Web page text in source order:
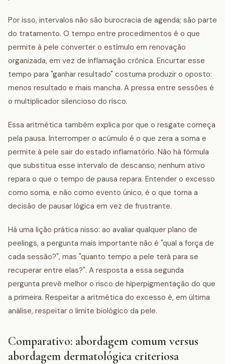
Por isso, intervalos não são burocracia de agenda; são parte
do tratamento. O tempo entre procedimentos é o que
permite à pele converter o estímulo em renovação
organizada, em vez de inflamação crônica. Encurtar esse
tempo para "ganhar resultado" costuma produzir o oposto:
menos resultado e mais mancha. A pressa entre sessões é
o multiplicador silencioso do risco.
Essa aritmética também explica por que o resgate começa
pela pausa. Interromper o acúmulo é o que zera a soma e
permite à pele sair do estado inflamatório. Não há fórmula
que substitua esse intervalo de descanso; nenhum ativo
repara o que o tempo de pausa repara. Entender o excesso
como soma, e não como evento único, é o que torna a
decisão de pausar lógica em vez de frustrante.
Há uma lição prática nisso: ao avaliar qualquer plano de
peelings, a pergunta mais importante não é "qual a força de
cada sessão?", mas "quanto tempo a pele terá para se
recuperar entre elas?". A resposta a essa segunda
pergunta prevê melhor o risco de hiperpigmentação do que
a primeira. Respeitar a aritmética do excesso é, em última
análise, respeitar o limite biológico da pele.
Comparativo: abordagem comum versus
abordagem dermatológica criteriosa